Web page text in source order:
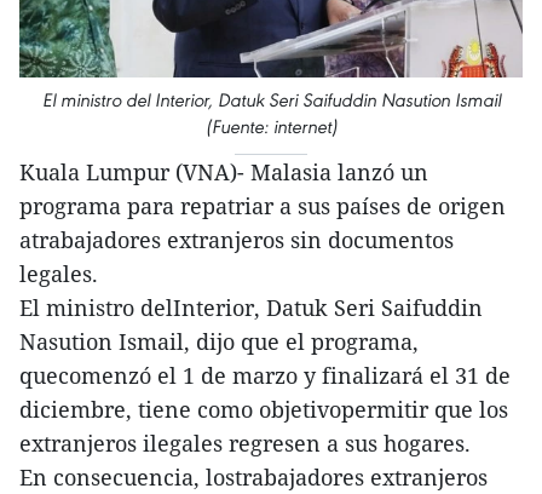
El ministro del Interior, Datuk Seri Saifuddin Nasution Ismail
(Fuente: internet)
Kuala Lumpur (VNA)- Malasia lanzó un
programa para repatriar a sus países de origen
atrabajadores extranjeros sin documentos
legales.
El ministro delInterior, Datuk Seri Saifuddin
Nasution Ismail, dijo que el programa,
quecomenzó el 1 de marzo y finalizará el 31 de
diciembre, tiene como objetivopermitir que los
extranjeros ilegales regresen a sus hogares.
En consecuencia, lostrabajadores extranjeros